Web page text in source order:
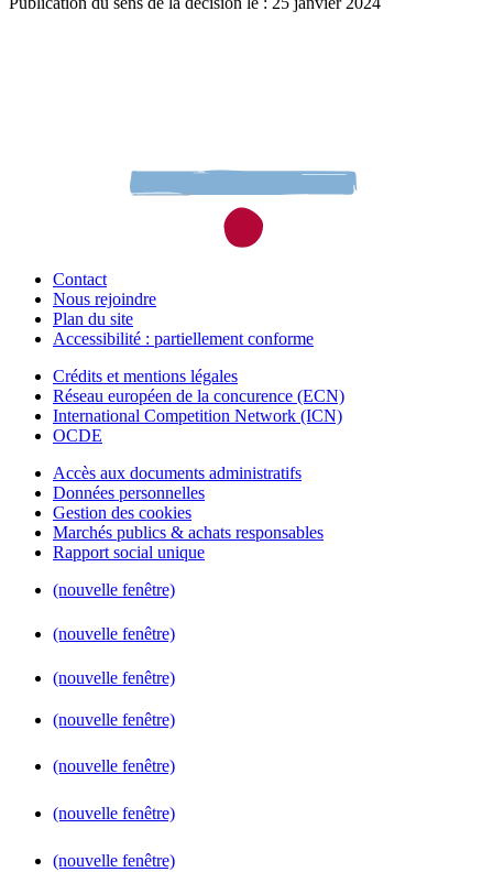
Contact
Nous rejoindre
Plan du site
Accessibilité : partiellement conforme
Crédits et mentions légales
Réseau européen de la concurence (ECN)
International Competition Network (ICN)
OCDE
Accès aux documents administratifs
Données personnelles
Gestion des cookies
Marchés publics & achats responsables
Rapport social unique
(nouvelle fenêtre)
(nouvelle fenêtre)
(nouvelle fenêtre)
(nouvelle fenêtre)
(nouvelle fenêtre)
(nouvelle fenêtre)
(nouvelle fenêtre)